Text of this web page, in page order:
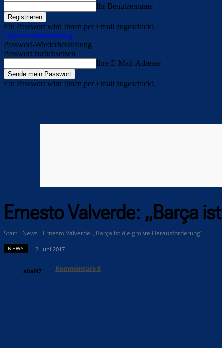
Ihr Benutzername
Ein Passwort wird Ihnen per Email zugeschickt.
Datenschutzerklärung
Passwort-Wiederherstellung
Passwort zurücksetzen
Ihre E-Mail-Adresse
Ein Passwort wird Ihnen per Email zugeschickt.
Ernesto Valverde: „Barça
Start News Ernesto Valverde: „Barça ist die größte Herausforderung“
NEWS 2. Juni 2017
abai97 Kommentare0